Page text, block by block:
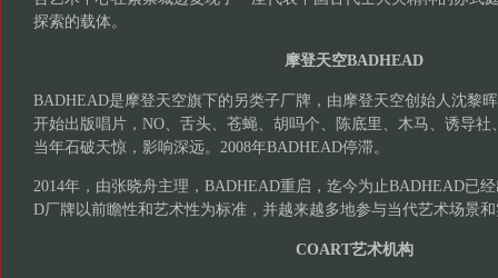
探索的载体。
摩登天空BADHEAD
BADHEAD是摩登天空旗下的另类子厂牌，由摩登天空创始人沈黎
开始出版唱片，NO、舌头、苍蝇、胡吗个、陈底里、木马、诱导社
当年石破天惊，影响深远。2008年BADHEAD停滞。
2014年，由张晓舟主理，BADHEAD重启，迄今为止BADHEAD已
D厂牌以前瞻性和艺术性为标准，并越来越多地参与当代艺术场景
COART艺术机构